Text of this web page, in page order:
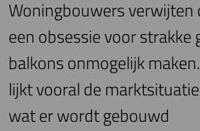
Woningbouwers
een obsessie voor strakke
balkons onmogelijk
lijkt vooral de
wat er wordt gebouwd